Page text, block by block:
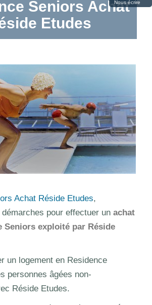
Nous écrire
Seniors Achat
Etudes
Achat Réside Etudes,
pour effectuer un achat
Seniors exploité par Réside
un logement en Residence
personnes âgées non-
Réside Etudes.